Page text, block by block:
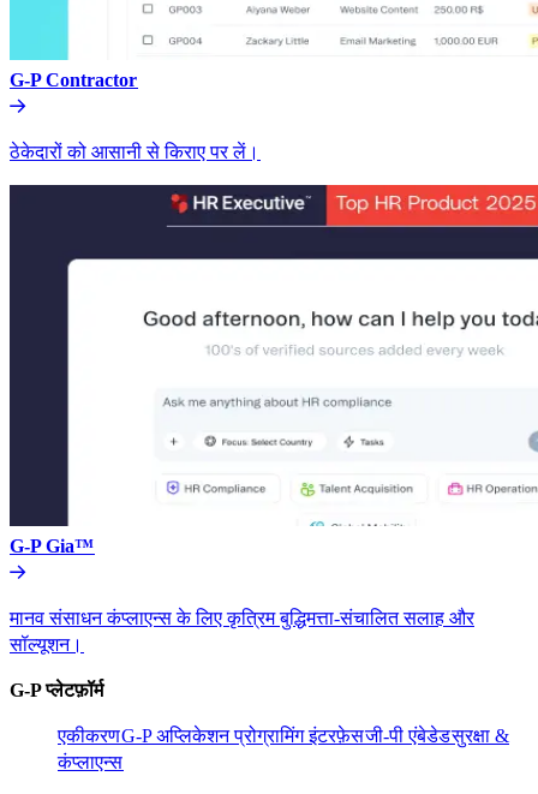
G-P Contractor​​
ठेकेदारों को आसानी से किराए पर लें।​​
G-P Gia™​​
मानव संसाधन कंप्लाएन्स के लिए कृत्रिम बुद्धिमत्ता-संचालित सलाह और
सॉल्यूशन।​​
G-P प्लेटफ़ॉर्म​​
एकीकरण​​G-P अप्लिकेशन प्रोग्रामिंग इंटरफ़ेस​​जी-पी एंबेडेड​​सुरक्षा &
कंप्लाएन्स​​